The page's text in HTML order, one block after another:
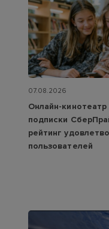
07.08.2026
Онлайн-кинотеатр
подписки
рейтинг
пользователей